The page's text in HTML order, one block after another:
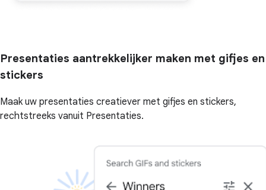
Presentaties aantrekkelijker maken met gifjes en
stickers
Maak uw presentaties creatiever met gifjes en stickers,
rechtstreeks vanuit Presentaties.